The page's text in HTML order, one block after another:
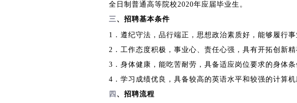
全日制普通高等院校2020年应届毕业生。
三、招聘基本条件
1．遵纪守法，品行端正，思想政治素质好，能够履行事
2．工作态度积极，事业心、责任心强，具有开拓创新
3．身体健康，能吃苦耐劳，具备适应岗位要求的身体条
4．学习成绩优良，具备较高的英语水平和较强的计算机
四 、招聘流程